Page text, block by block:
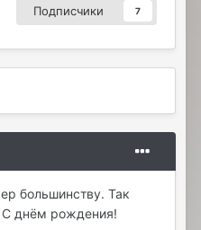
Подписчики 7
большинству. Так
С днём рождения!